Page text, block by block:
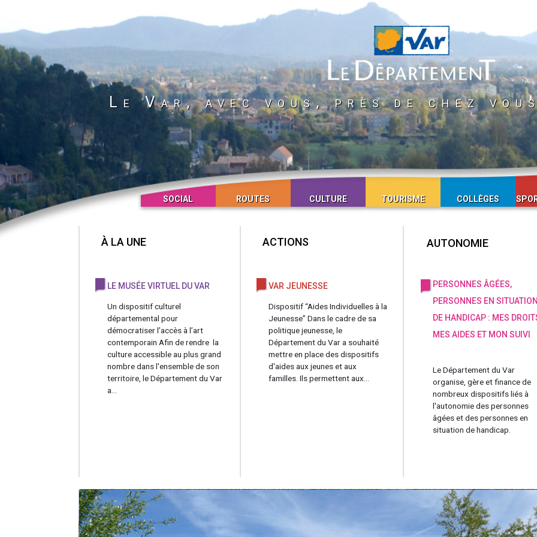
Le Var, avec vous, près de chez
SOCIAL ROUTES CULTURE TOURISME COLLÈGES
À LA UNE
LE MUSÉE VIRTUEL DU VAR
Un dispositif culturel
départemental pour
démocratiser l’accès à l’art
contemporain Afin de rendre la
culture accessible au plus grand
nombre dans l'ensemble de son
territoire, le Département du Var
a...
ACTIONS
VAR JEUNESSE
Dispositif “Aides Individuelles à la
Jeunesse” Dans le cadre de sa
politique jeunesse, le
Département du Var a souhaité
mettre en place des dispositifs
d'aides aux jeunes et aux
familles. Ils permettent aux...
AUTONOMIE
PERSONNES ÂGÉES,
PERSONNES EN SITUATION
DE HANDICAP : MES
MES AIDES ET MON SUIVI
Le Département du Var
organise, gère et finance de
nombreux dispositifs liés à
l'autonomie des personnes
âgées et des personnes en
situation de handicap.